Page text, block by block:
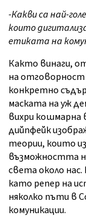
-Какви са най-
които
етиката на
Както винаги,
на отговорност
конкретно
маската на уж
вихри кошмарна
дийпфейк
теории, които
възможността
света около
като репер на
няколко пъти в
комуникации.